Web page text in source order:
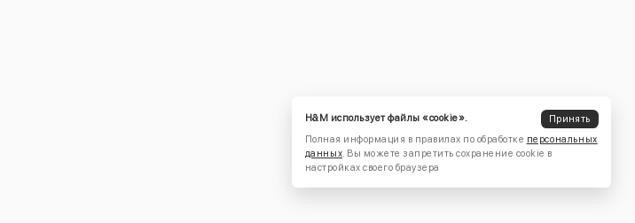
H&M использует файлы «cookie».
Принять
Полная информация в правилах по обработке персональных
данных . Вы можете запретить сохранение cookie в
настройках своего браузера